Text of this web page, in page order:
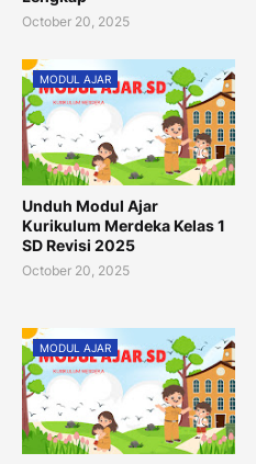
October 20, 2025
MODUL AJAR
Unduh Modul Ajar
Kurikulum Merdeka Kelas 1
SD Revisi 2025
October 20, 2025
MODUL AJAR